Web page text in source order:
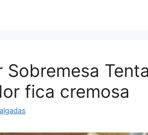
Sobremesa
fica cremosa